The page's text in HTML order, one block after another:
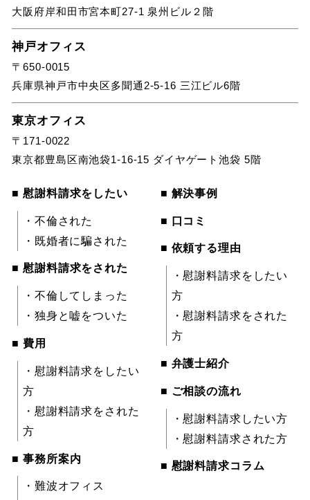
大阪府岸和田市宮本町27-1 泉州ビル２階
神戸オフィス
〒650-0015
兵庫県神戸市中央区多聞通2-5-16 三江ビル6階
東京オフィス
〒171-0022
東京都豊島区南池袋1-16-15 ダイヤゲート池袋 5階
■ 慰謝料請求をしたい
・不倫された
・既婚者に騙された
■ 慰謝料請求をされた
・不倫してしまった
・独身と嘘をついた
■ 費用
・慰謝料請求をしたい
方
・慰謝料請求をされた
方
■ 事務所案内
・難波オフィス
■ 解決事例
■ 口コミ
■ 依頼する理由
・慰謝料請求をしたい
方
・慰謝料請求をされた
方
■ 弁護士紹介
■ ご相談の流れ
・慰謝料請求したい方
・慰謝料請求された方
■ 慰謝料請求コラム